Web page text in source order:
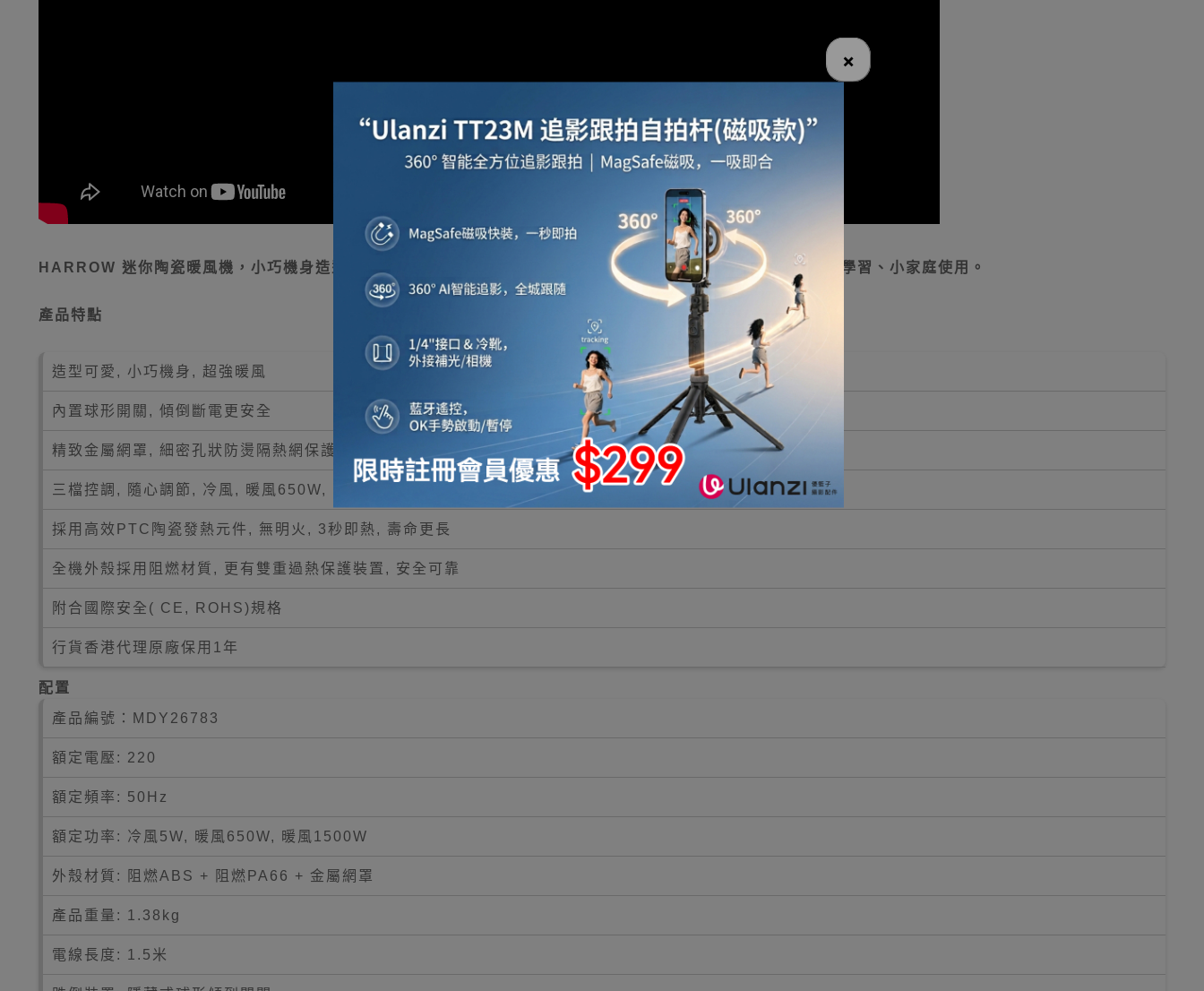
HARROW 迷你陶瓷暖風機，小巧機身造型可愛，採用超強暖風陶瓷發熱元件，安全高效。3秒即熱，適合辦公、學習、小家庭使用。
產品特點
造型可愛, 小巧機身, 超強暖風
內置球形開關, 傾倒斷電更安全
精致金屬網罩, 細密孔狀防燙隔熱網保護
三檔控調, 隨心調節, 冷風, 暖風650W, 暖風1500W
採用高效PTC陶瓷發熱元件, 無明火, 3秒即熱, 壽命更長
全機外殼採用阻燃材質, 更有雙重過熱保護裝置, 安全可靠
附合國際安全( CE, ROHS)規格
行貨香港代理原廠保用1年
配置
產品編號：
MDY26783
額定電壓: 220
額定頻率: 50Hz
額定功率: 冷風5W, 暖風650W, 暖風1500W
外殼材質: 阻燃ABS + 阻燃PA66 + 金屬網罩
產品重量: 1.38kg
電線長度: 1.5米
×